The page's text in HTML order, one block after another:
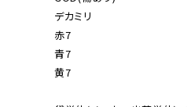
デカミリ
赤7
青7
黄7